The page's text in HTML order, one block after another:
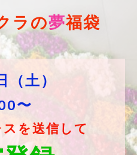
ラの夢福袋
（土）
〜
を送信して